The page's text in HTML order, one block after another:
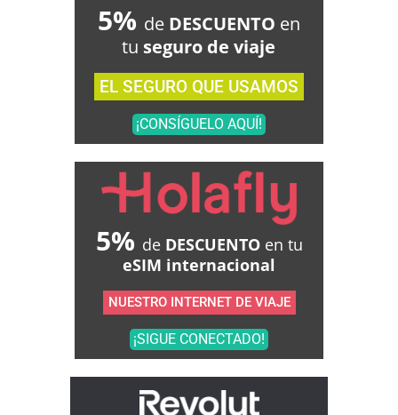
5% deDESCUENTO en
tu seguro de viaje
EL SEGURO QUE USAMOS
¡CONSÍGUELO AQUÍ!
5% de DESCUENTO en tu
eSIM internacional
NUESTRO INTERNET DE VIAJE
¡SIGUE CONECTADO!